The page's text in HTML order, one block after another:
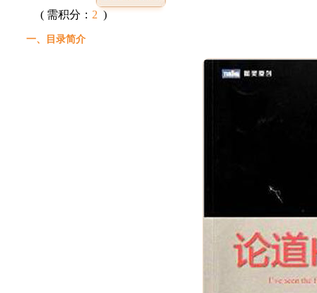
( 需积分： 2 )
一、目录简介